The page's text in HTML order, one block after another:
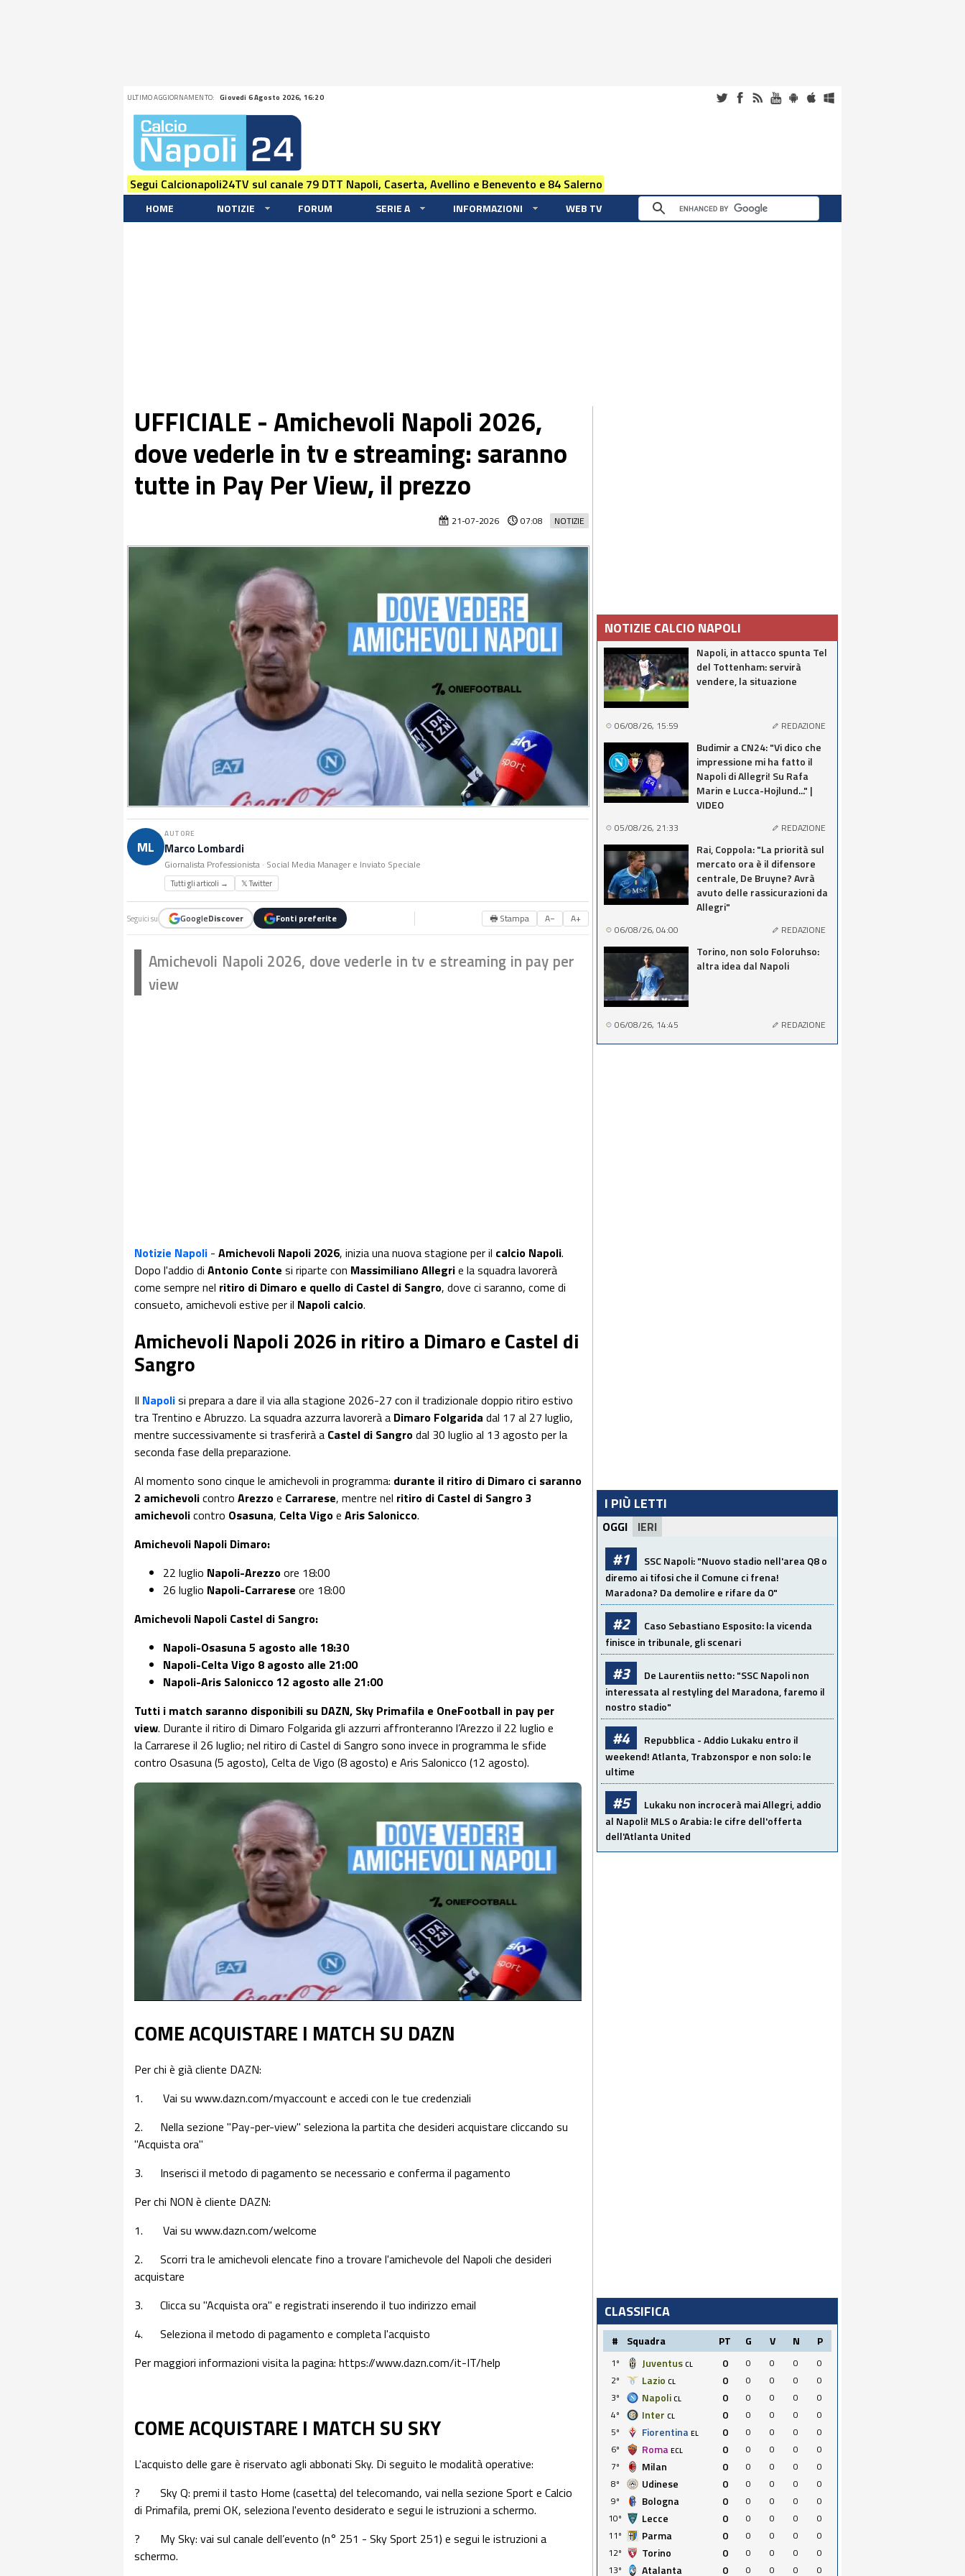
ULTIMO AGGIORNAMENTO: Giovedi 6 Agosto 2026, 16:20
Segui Calcionapoli24TV sul canale 79 DTT Napoli, Caserta, Avellino e Benevento e 84 Salerno
HOME NOTIZIE FORUM SERIE A INFORMAZIONI WEB TV
UFFICIALE - Amichevoli Napoli 2026,
dove vederle in tv e streaming: saranno
tutte in Pay Per View, il prezzo
NOTIZIE
21-07-2026 07:08
ML
AUTORE
Marco Lombardi
Giornalista Professionista · Social Media Manager e Inviato Speciale
Tutti gli articoli → 𝕏 Twitter
Seguici su GoogleDiscover Fonti preferite 🖶 Stampa A− A+
Amichevoli Napoli 2026, dove vederle in tv e streaming in pay per
view
Notizie Napoli - Amichevoli Napoli 2026, inizia una nuova stagione per il calcio Napoli.
Dopo l'addio di Antonio Conte si riparte con Massimiliano Allegrie la squadra lavorerà
come sempre nel ritiro di Dimaro e quello di Castel di Sangro, dove ci saranno, come di
consueto, amichevoli estive per il Napoli calcio.
Amichevoli Napoli 2026 in ritiro a Dimaro e Castel di
Sangro
Il Napolisi prepara a dare il via alla stagione 2026-27 con il tradizionale doppio ritiro estivo
tra Trentino e Abruzzo. La squadra azzurra lavorerà a Dimaro Folgarida dal 17 al 27 luglio,
mentre successivamente si trasferirà a Castel di Sangrodal 30 luglio al 13 agosto per la
seconda fase della preparazione.
Al momento sono cinque le amichevoli in programma: durante il ritiro di Dimaro ci saranno
2 amichevolicontro Arezzoe Carrarese, mentre nel ritiro di Castel di Sangro 3
amichevolicontro Osasuna, Celta Vigoe Aris Salonicco.
Amichevoli Napoli Dimaro:
22 luglio Napoli-Arezzoore 18:00
26 luglio Napoli-Carrarese ore 18:00
Amichevoli Napoli Castel di Sangro:
Napoli-Osasuna 5 agosto alle 18:30
Napoli-Celta Vigo 8 agosto alle 21:00
Napoli-Aris Salonicco 12 agosto alle 21:00
Tutti i match saranno disponibili su DAZN, Sky Primafila e OneFootball in pay per
view. Durante il ritiro di Dimaro Folgarida gli azzurri affronteranno l’Arezzo il 22 luglio e
la Carrarese il 26 luglio; nel ritiro di Castel di Sangro sono invece in programma le sfide
contro Osasuna (5 agosto), Celta de Vigo (8 agosto) e Aris Salonicco (12 agosto).
COME ACQUISTARE I MATCH SU DAZN
Per chi è già cliente DAZN:
1. Vai su www.dazn.com/myaccount e accedi con le tue credenziali
2. Nella sezione "Pay-per-view" seleziona la partita che desideri acquistare cliccando su
"Acquista ora"
3. Inserisci il metodo di pagamento se necessario e conferma il pagamento
Per chi NON è cliente DAZN:
1. Vai su www.dazn.com/welcome
2. Scorri tra le amichevoli elencate fino a trovare l'amichevole del Napoli che desideri
acquistare
3. Clicca su "Acquista ora" e registrati inserendo il tuo indirizzo email
4. Seleziona il metodo di pagamento e completa l'acquisto
Per maggiori informazioni visita la pagina: https://www.dazn.com/it-IT/help
COME ACQUISTARE I MATCH SU SKY
L'acquisto delle gare è riservato agli abbonati Sky. Di seguito le modalità operative:
? Sky Q: premi il tasto Home (casetta) del telecomando, vai nella sezione Sport e Calcio
di Primafila, premi OK, seleziona l'evento desiderato e segui le istruzioni a schermo.
? My Sky: vai sul canale dell’evento (n° 251 - Sky Sport 251) e segui le istruzioni a
schermo.
NOTIZIE CALCIO NAPOLI
Napoli, in attacco spunta Tel
del Tottenham: servirà
vendere, la situazione
06/08/26, 15:59 REDAZIONE
Budimir a CN24: "Vi dico che
impressione mi ha fatto il
Napoli di Allegri! Su Rafa
Marin e Lucca-Hojlund..." |
VIDEO
05/08/26, 21:33 REDAZIONE
Rai, Coppola: "La priorità sul
mercato ora è il difensore
centrale, De Bruyne? Avrà
avuto delle rassicurazioni da
Allegri"
06/08/26, 04:00 REDAZIONE
Torino, non solo Foloruhso:
altra idea dal Napoli
06/08/26, 14:45 REDAZIONE
I PIÙ LETTI
OGGI IERI
#1
SSC Napoli: "Nuovo stadio nell'area Q8 o
diremo ai tifosi che il Comune ci frena!
Maradona? Da demolire e rifare da 0"
#2
Caso Sebastiano Esposito: la vicenda
finisce in tribunale, gli scenari
#3
De Laurentiis netto: "SSC Napoli non
interessata al restyling del Maradona, faremo il
nostro stadio"
#4
Repubblica - Addio Lukaku entro il
weekend! Atlanta, Trabzonspor e non solo: le
ultime
#5
Lukaku non incrocerà mai Allegri, addio
al Napoli! MLS o Arabia: le cifre dell'offerta
dell'Atlanta United
CLASSIFICA
# Squadra PT G V N P
1º Juventus CL 0 0 0 0
0
2º
Lazio CL 0 0 0 0
0
3º
Napoli CL 0 0 0 0
0
4º
Inter CL 0 0 0 0
0
5º
Fiorentina EL 0 0 0 0
0
6º
Roma ECL 0 0 0 0
0
7º
Milan 0 0 0 0
0
8º
Udinese 0 0 0 0
0
9º
Bologna 0 0 0 0
0
10º
Lecce 0 0 0 0
0
11º
Parma 0 0 0 0
0
12º
Torino 0 0 0 0
0
13º
Atalanta 0 0 0 0 0